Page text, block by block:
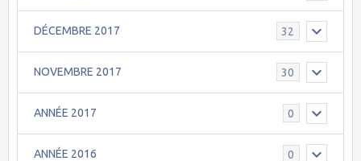
DÉCEMBRE 2017 32
NOVEMBRE 2017 30
ANNÉE 2017 0
ANNÉE 2016 0